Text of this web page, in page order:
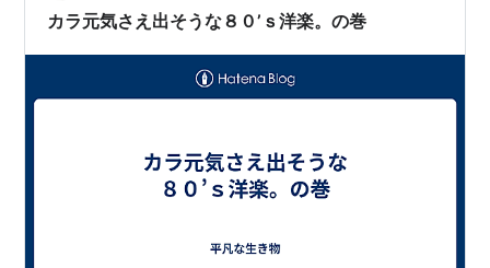
カラ元気さえ出そうな８０’ｓ洋楽。の巻